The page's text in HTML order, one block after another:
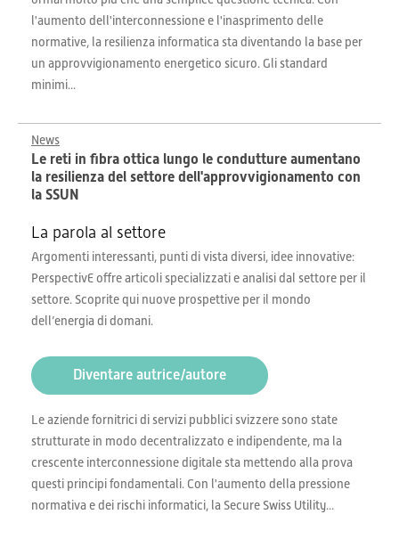
l'aumento dell'interconnessione e l'inasprimento delle
normative, la resilienza informatica sta diventando la base per
un approvvigionamento energetico sicuro. Gli standard
minimi...
News
Le reti in fibra ottica lungo le condutture aumentano
la resilienza del settore dell'approvvigionamento con
la SSUN
La parola al settore
Argomenti interessanti, punti di vista diversi, idee innovative:
PerspectivE offre articoli specializzati e analisi dal settore per il
settore. Scoprite qui nuove prospettive per il mondo
dell’energia di domani.
Diventare autrice/autore
Le aziende fornitrici di servizi pubblici svizzere sono state
strutturate in modo decentralizzato e indipendente, ma la
crescente interconnessione digitale sta mettendo alla prova
questi principi fondamentali. Con l'aumento della pressione
normativa e dei rischi informatici, la Secure Swiss Utility...